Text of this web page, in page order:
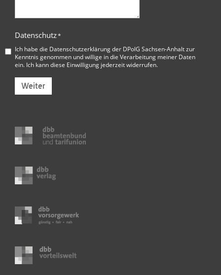
Datenschutz*
Ich habe die Datenschutzerklärung der DPolG Sachsen-Anhaltzur
Kenntnis genommen und willige in die Verarbeitung meiner Daten
ein. Ich kann diese Einwilligung jederzeit widerrufen.
Weiter